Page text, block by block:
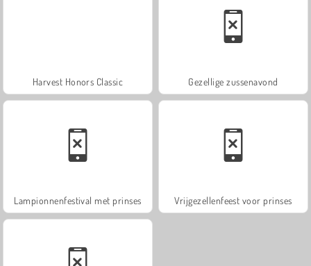
Harvest Honors Classic Gezellige zussenavond
Lampionnenfestival met prinses Vrijgezellenfeest voor prinses